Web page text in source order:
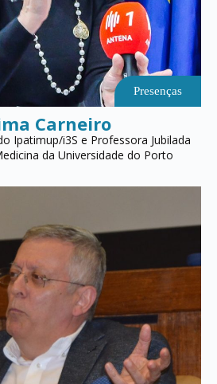
Presenças
Carneiro
Ipatimup/i3S e Professora Jubilada
da Universidade do Porto